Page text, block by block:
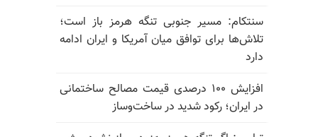
سنتکام: مسیر جنوبی تنگه هرمز باز است؛
تلاش‌ها برای توافق میان آمریکا و ایران ادامه
دارد
افزایش ۱۰۰ درصدی قیمت مصالح ساختمانی
در ایران؛ رکود شدید در ساخت‌وساز